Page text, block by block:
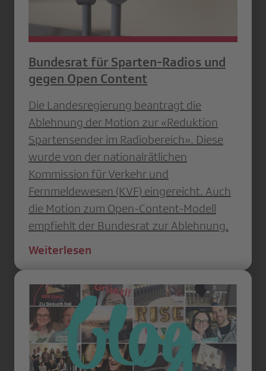
Bundesrat für Sparten-Radios und
gegen Open Content
Die Landesregierung beantragt die
Ablehnung der Motion zur «Reduktion
Spartensender im Radiobereich». Diese
wurde von der nationalrätlichen
Kommission für Verkehr und
Fernmeldewesen (KVF) eingereicht. Auch
die Motion zum Open-Content-Modell
empfiehlt der Bundesrat zur Ablehnung.
Weiterlesen